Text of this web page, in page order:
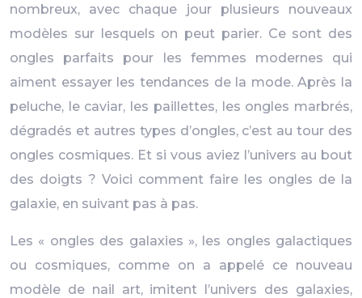
nombreux, avec chaque jour plusieurs nouveaux
modèles sur lesquels on peut parier. Ce sont des
ongles parfaits pour les femmes modernes qui
aiment essayer les tendances de la mode. Après la
peluche, le caviar, les paillettes, les ongles marbrés,
dégradés et autres types d’ongles, c’est au tour des
ongles cosmiques. Et si vous aviez l’univers au bout
des doigts ? Voici comment faire les ongles de la
galaxie, en suivant pas à pas.
Les « ongles des galaxies », les ongles galactiques
ou cosmiques, comme on a appelé ce nouveau
modèle de nail art, imitent l’univers des galaxies,